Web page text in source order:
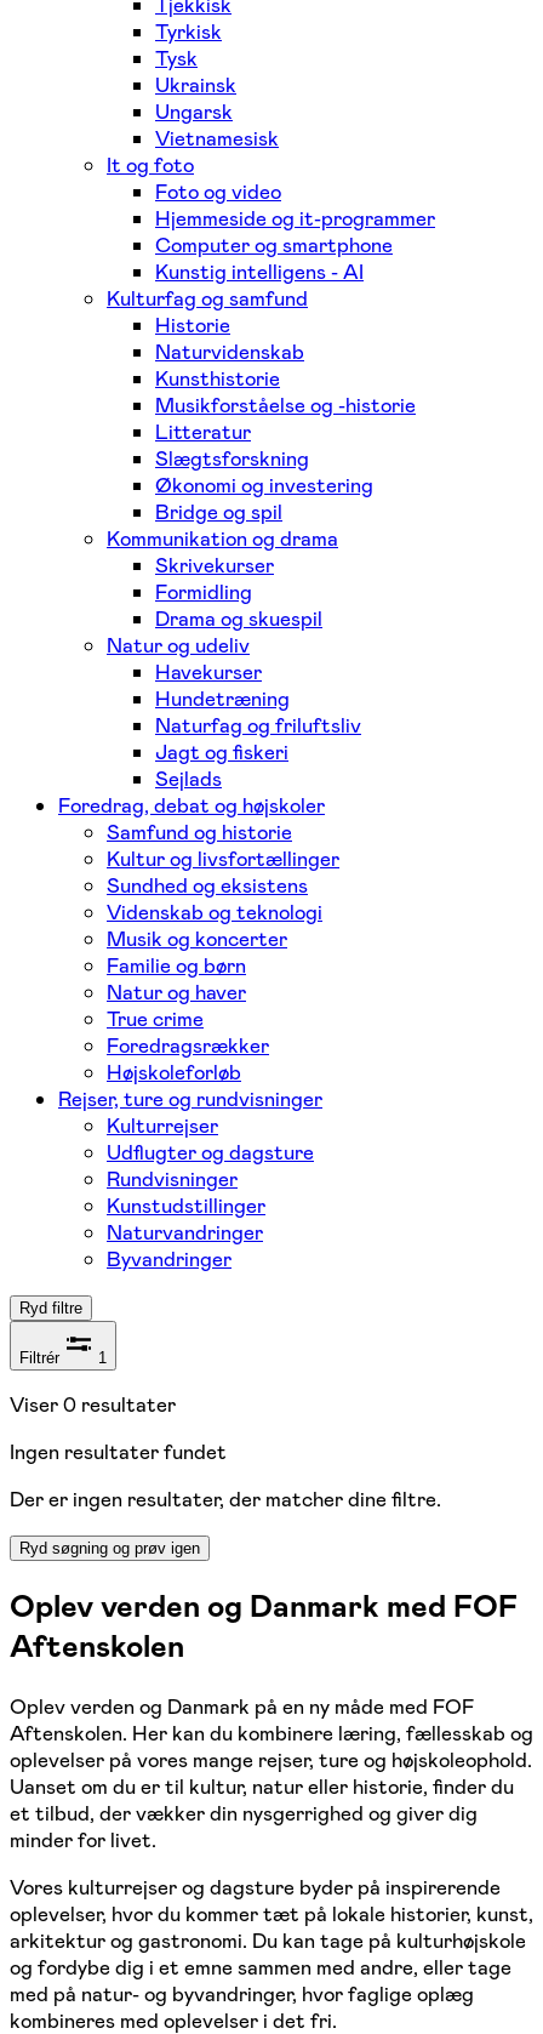
Tyrkisk
Tysk
Ukrainsk
Ungarsk
Vietnamesisk
It og foto
Foto og video
Hjemmeside og it-programmer
Computer og smartphone
Kunstig intelligens - AI
Kulturfag og samfund
Historie
Naturvidenskab
Kunsthistorie
Musikforståelse og -historie
Litteratur
Slægtsforskning
Økonomi og investering
Bridge og spil
Kommunikation og drama
Skrivekurser
Formidling
Drama og skuespil
Natur og udeliv
Havekurser
Hundetræning
Naturfag og friluftsliv
Jagt og fiskeri
Sejlads
Foredrag, debat og højskoler
Samfund og historie
Kultur og livsfortællinger
Sundhed og eksistens
Videnskab og teknologi
Musik og koncerter
Familie og børn
Natur og haver
True crime
Foredragsrækker
Højskoleforløb
Rejser, ture og rundvisninger
Kulturrejser
Udflugter og dagsture
Rundvisninger
Kunstudstillinger
Naturvandringer
Byvandringer
Ryd filtre
Filtrér 1
Viser0 resultater
Ingen resultater fundet
Der er ingen resultater, der matcher dine filtre.
Ryd søgning og prøv igen
Oplev verden og Danmark med FOF
Aftenskolen
Oplev verden og Danmark på en ny måde med FOF
Aftenskolen. Her kan du kombinere læring, fællesskab og
oplevelser på vores mange rejser, ture og højskoleophold.
Uanset om du er til kultur, natur eller historie, finder du
et tilbud, der vækker din nysgerrighed og giver dig
minder for livet.
Vores kulturrejser og dagsture byder på inspirerende
oplevelser, hvor du kommer tæt på lokale historier, kunst,
arkitektur og gastronomi. Du kan tage på kulturhøjskole
og fordybe dig i et emne sammen med andre, eller tage
med på natur- og byvandringer, hvor faglige oplæg
kombineres med oplevelser i det fri.